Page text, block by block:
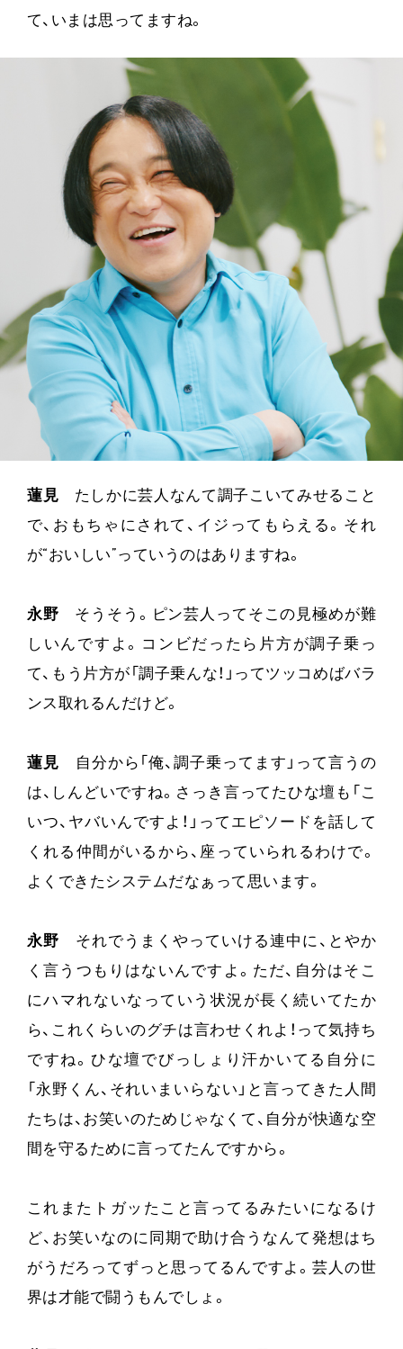
て、いまは思ってますね。
蓮見 たしかに芸人なんて調子こいてみせること
で、おもちゃにされて、イジってもらえる。それ
が“おいしい”っていうのはありますね。
永野 そうそう。ピン芸人ってそこの見極めが難
しいんですよ。コンビだったら片方が調子乗っ
て、もう片方が「調子乗んな！」ってツッコめばバラ
ンス取れるんだけど。
蓮見 自分から「俺、調子乗ってます」って言うの
は、しんどいですね。さっき言ってたひな壇も「こ
いつ、ヤバいんですよ！」ってエピソードを話して
くれる仲間がいるから、座っていられるわけで。
よくできたシステムだなぁって思います。
永野 それでうまくやっていける連中に、とやか
く言うつもりはないんですよ。ただ、自分はそこ
にハマれないなっていう状況が長く続いてたか
ら、これくらいのグチは言わせくれよ！って気持ち
ですね。ひな壇でびっしょり汗かいてる自分に
「永野くん、それいまいらない」と言ってきた人間
たちは、お笑いのためじゃなくて、自分が快適な空
間を守るために言ってたんですから。
これまたトガッたこと言ってるみたいになるけ
ど、お笑いなのに同期で助け合うなんて発想はち
がうだろってずっと思ってるんですよ。芸人の世
界は才能で闘うもんでしょ。